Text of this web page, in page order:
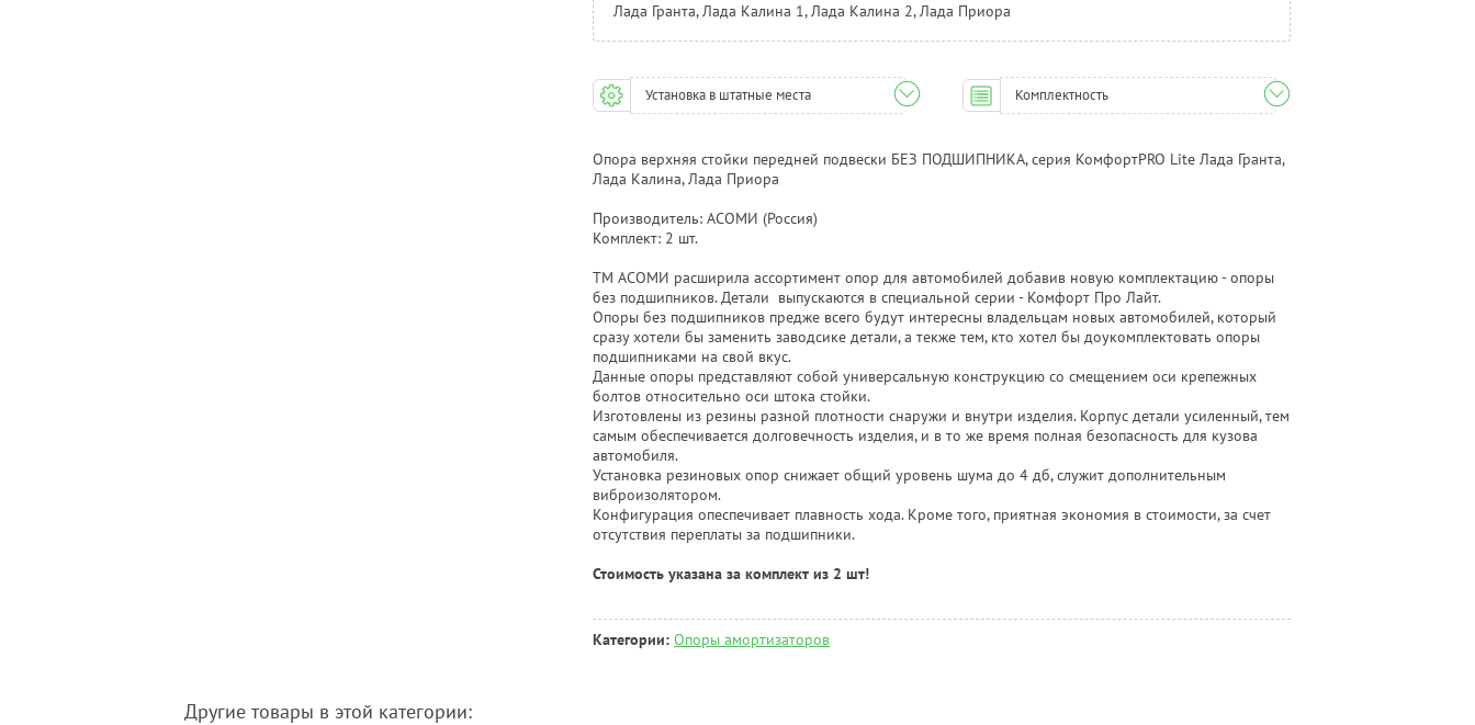
Лада Гранта, Лада Калина 1, Лада Калина 2, Лада Приора
Установка в штатные места Комплектность
Опора верхняя стойки передней подвески БЕЗ ПОДШИПНИКА, серия КомфортPRO Lite Лада Гранта,
Лада Калина, Лада Приора
Производитель: АСОМИ (Россия)
Комплект: 2 шт.
ТМ АСОМИ расширила ассортимент опор для автомобилей добавив новую комплектацию - опоры
без подшипников. Детали выпускаются в специальной серии - Комфорт Про Лайт.
Опоры без подшипников предже всего будут интересны владельцам новых автомобилей, который
сразу хотели бы заменить заводсике детали, а текже тем, кто хотел бы доукомплектовать опоры
подшипниками на свой вкус.
Данные опоры представляют собой универсальную конструкцию со смещением оси крепежных
болтов относительно оси штока стойки.
Изготовлены из резины разной плотности снаружи и внутри изделия. Корпус детали усиленный, тем
самым обеспечивается долговечность изделия, и в то же время полная безопасность для кузова
автомобиля.
Установка резиновых опор снижает общий уровень шума до 4 дб, служит дополнительным
виброизолятором.
Конфигурация опеспечивает плавность хода. Кроме того, приятная экономия в стоимости, за счет
отсутствия переплаты за подшипники.
Стоимость указана за комплект из 2 шт!
Категории: Опоры амортизаторов
Другие товары в этой категории: